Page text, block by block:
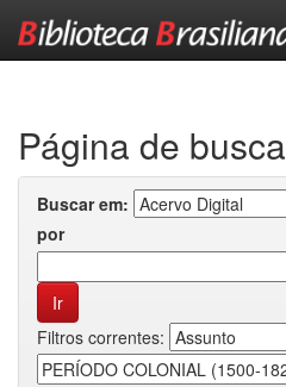
Página de busca
Buscar em:
por
Filtros correntes: